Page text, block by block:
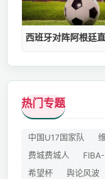
热门专题
中国U17国家队
费城费城人
希望杯
舆论风波